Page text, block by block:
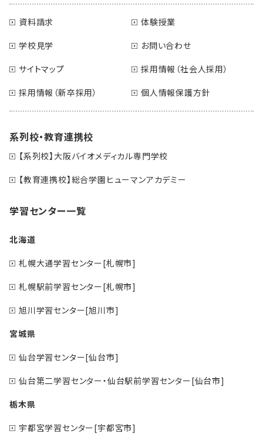
資料請求
体験授業
学校見学
お問い合わせ
サイトマップ
採用情報（社会人採用）
採用情報（新卒採用）
個人情報保護方針
系列校・教育連携校
【系列校】大阪バイオメディカル専門学校
【教育連携校】総合学園ヒューマンアカデミー
学習センター一覧
北海道
札幌大通学習センター[札幌市]
札幌駅前学習センター[札幌市]
旭川学習センター[旭川市]
宮城県
仙台学習センター[仙台市]
仙台第二学習センター・仙台駅前学習センター[仙台市]
栃木県
宇都宮学習センター[宇都宮市]